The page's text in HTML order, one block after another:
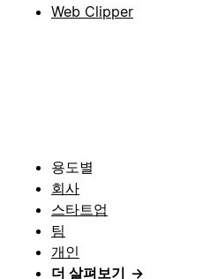
Web Clipper
용도별
회사
스타트업
팀
개인
더 살펴보기 →